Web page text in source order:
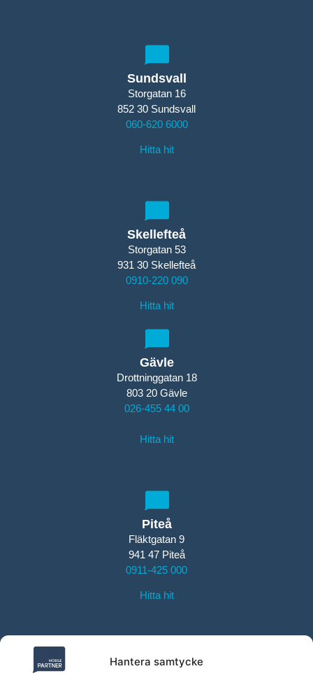
Hantera samtycke
Piteå
Fläktgatan 9
941 47 Piteå
0911-425 000
Hitta hit
Gävle
Drottninggatan 18
803 20 Gävle
026-455 44 00
Hitta hit
Skellefteå
Storgatan 53
931 30 Skellefteå
0910-220 090
Hitta hit
Sundsvall
Storgatan 16
852 30 Sundsvall
060-620 6000
Hitta hit